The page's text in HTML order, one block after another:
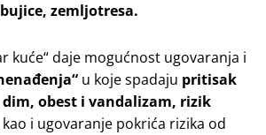
zеmlјоtrеsа.
kuće“ daje mogućnost ugovaranja i
u koje spadaju pritisak
оbеst i vаndаlizam, rizik
kao i ugovaranje pokrića rizika od